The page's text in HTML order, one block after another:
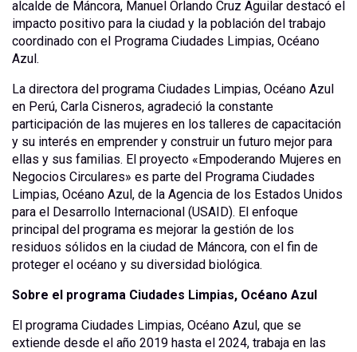
alcalde de Máncora, Manuel Orlando Cruz Aguilar destacó el
impacto positivo para la ciudad y la población del trabajo
coordinado con el Programa Ciudades Limpias, Océano
Azul.
La directora del programa Ciudades Limpias, Océano Azul
en Perú, Carla Cisneros, agradeció la constante
participación de las mujeres en los talleres de capacitación
y su interés en emprender y construir un futuro mejor para
ellas y sus familias. El proyecto «Empoderando Mujeres en
Negocios Circulares» es parte del Programa Ciudades
Limpias, Océano Azul, de la Agencia de los Estados Unidos
para el Desarrollo Internacional (USAID). El enfoque
principal del programa es mejorar la gestión de los
residuos sólidos en la ciudad de Máncora, con el fin de
proteger el océano y su diversidad biológica.
Sobre el programa Ciudades Limpias, Océano Azul
El programa Ciudades Limpias, Océano Azul, que se
extiende desde el año 2019 hasta el 2024, trabaja en las